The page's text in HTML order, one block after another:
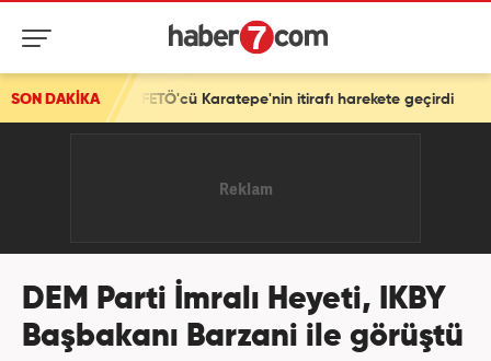
SON DAKİKAKaratepe'nin itirafı harekete geçirdi
DEM Parti İmralı Heyeti, IKBY
Başbakanı Barzani ile görüştü